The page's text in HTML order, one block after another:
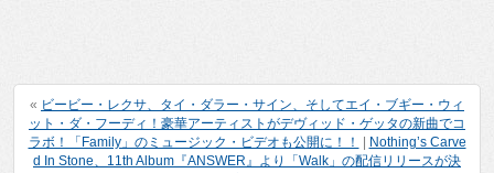
« ビービー・レクサ、タイ・ダラー・サイン、そしてエイ・ブギー・ウィ
ット・ダ・フーディ！豪華アーティストがデヴィッド・ゲッタの新曲でコ
ラボ！「Family」のミュージック・ビデオも公開に！！
Nothing’s Carve
d In Stone、11th Album『ANSWER』より「Walk」の配信リリースが決